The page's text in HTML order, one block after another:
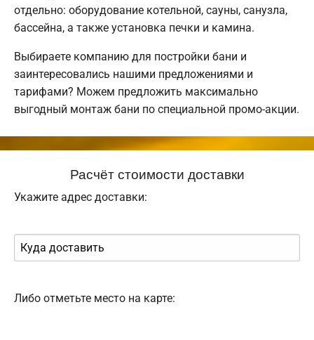
отдельно: оборудование котельной, сауны, санузла,
бассейна, а также установка печки и камина.
Выбираете компанию для постройки бани и
заинтересовались нашими предложениями и
тарифами? Можем предложить максимально
выгодный монтаж бани по специальной промо-акции.
Расчёт стоимости доставки
Укажите адрес доставки:
Либо отметьте место на карте: